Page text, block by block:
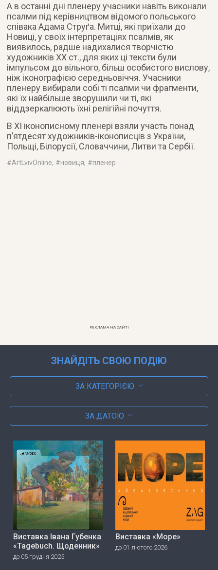
А в останні дні пленеру учасники навіть виконали
псалми під керівництвом відомого польського
співака Адама Струґа. Митці, які приїхали до
Новиці, у своїх інтерпретаціях псалмів, як
виявилось, радше надихалися творчістю
художників ХХ ст., для яких ці тексти були
імпульсом до вільного, більш особистого вислову,
ніж іконографією середньовіччя. Учасники
пленеру вибирали собі ті псалми чи фрагменти,
які їх найбільше зворушили чи ті, які
віддзеркалюють їхні релігійні почуття.
В ХІ іконописному пленері взяли участь понад
п’ятдесят художників-іконописців з України,
Польщі, Білорусії, Словаччини, Литви та Сербії.
#ArtLvivOnline, #новиця, #пленер
РЕКЛАМА НА САЙТІ
ЗНАЙДІТЬ СВОЮ ПОДІЮ
ЗА КАТЕГОРІЄЮ
ЗА ДАТОЮ
Виставка Івана Губенка
«Tagebuch. Щоденник»
до 05 грудня 2025
Виставка «Море»
до 01 лютого 2026